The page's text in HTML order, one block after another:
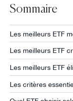
Sommaire
Les meilleurs ETF
Les meilleurs ETF
Les meilleurs ETF
Les critères